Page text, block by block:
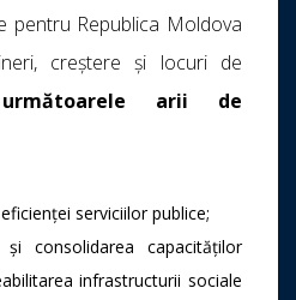
pentru Republica Moldova
creștere și locuri de
arii de
serviciilor publice;
consolidarea capacităților
infrastructurii sociale